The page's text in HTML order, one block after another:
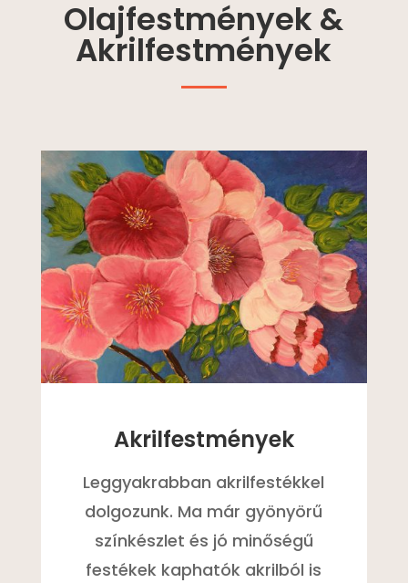
Olajfestmények &
Akrilfestmények
Akrilfestmények
Leggyakrabban akrilfestékkel
dolgozunk. Ma már gyönyörű
színkészlet és jó minőségű
festékek kaphatók akrilból is